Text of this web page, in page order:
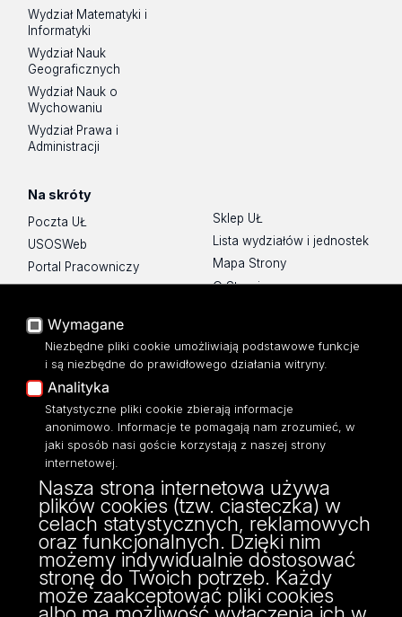
Wydział Matematyki i
Informatyki
Wydział Nauk
Geograficznych
Wydział Nauk o
Wychowaniu
Wydział Prawa i
Administracji
Na skróty
Poczta UŁ
USOSWeb
Portal Pracowniczy
Baza Aktów Własnych
Moodle
Eksperci UŁ
Polityka Prywatności
Dostępność
Sklep UŁ
Lista wydziałów i jednostek
Mapa Strony
O Stronie
ul. Narutowicza 68, 90-136 Łódź
NIP: 724 000 32 43
Adres do doręczeń elektronicznych (ADE):
AE:PL-74796-17640-IHHIV-17
KONTAKT
Wymagane
Niezbędne pliki cookie umożliwiają podstawowe funkcje
i są niezbędne do prawidłowego działania witryny.
Analityka
Statystyczne pliki cookie zbierają informacje
anonimowo. Informacje te pomagają nam zrozumieć, w
jaki sposób nasi goście korzystają z naszej strony
internetowej.
Nasza strona internetowa używa
plików cookies (tzw. ciasteczka) w
celach statystycznych, reklamowych
oraz funkcjonalnych. Dzięki nim
możemy indywidualnie dostosować
stronę do Twoich potrzeb. Każdy
może zaakceptować pliki cookies